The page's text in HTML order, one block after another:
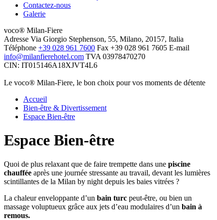
Contactez-nous
Galerie
voco® Milan-Fiere
Adresse Via Giorgio Stephenson, 55, Milano, 20157, Italia
Téléphone +39 028 961 7600 Fax +39 028 961 7605 E-mail
info@milanfierehotel.com TVA 03978470270
CIN: IT015146A18XJVT4L6
Le voco® Milan-Fiere, le bon choix pour vos moments de détente
Accueil
Bien-être & Divertissement
Espace Bien-être
Espace Bien-être
Quoi de plus relaxant que de faire trempette dans une piscine
chauffée après une journée stressante au travail, devant les lumières
scintillantes de la Milan by night depuis les baies vitrées ?
La chaleur enveloppante d’un bain turc peut-être, ou bien un
massage voluptueux grâce aux jets d’eau modulaires d’un bain à
remous.